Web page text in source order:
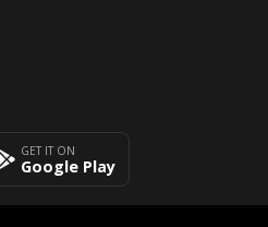
GET IT ON
Google Play